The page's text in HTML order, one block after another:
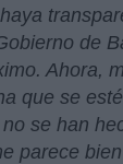
de
Ahora,
que se
se han
parece